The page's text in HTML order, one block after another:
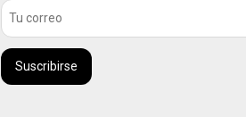
Suscribirse